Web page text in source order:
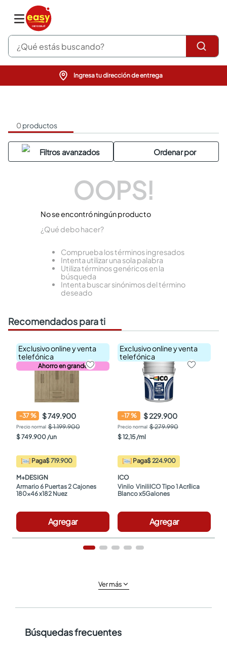
¿Qué estás buscando?
Ingresa tu dirección de entrega
0productos
OOPS!
No se encontró ningún producto
¿Qué debo hacer?
Comprueba los términos ingresados
Intenta utilizar una sola palabra
Utiliza términos genéricos en la
búsqueda
Intenta buscar sinónimos del término
deseado
Recomendados para ti
Exclusivo online y venta
telefónica
Ahorro en grande
-37% $ 749.900
$ 1.199.900
$749.900 /un
Paga$ 719.900
M+DESIGN
Armario 6 Puertas 2 Cajones
180x46 x182 Nuez
Agregar
Exclusivo online y venta
telefónica
-17% $ 229.900
$ 279.990
$12,15 /ml
Paga$ 224.900
ICO
Vinilo  ViniliICO Tipo 1 Acrílica
Blanco x5Galones
Agregar
Ver más
Búsquedas frecuentes
pinturas
comedor
escritorio